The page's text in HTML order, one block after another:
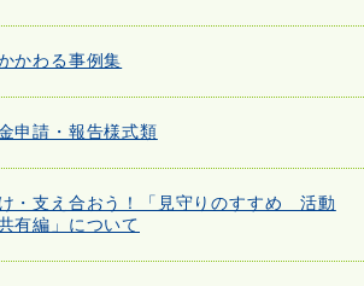
かわる事例集
申請・報告様式類
・支え合おう！「見守りのすすめ 活動
有編」について